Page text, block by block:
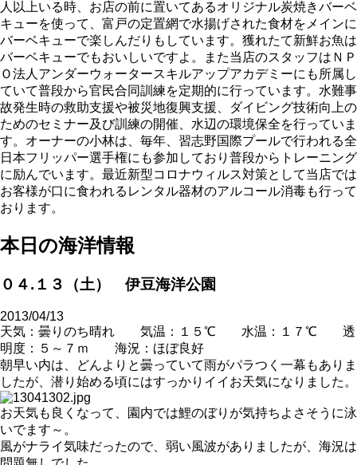
人以上いる時、お店の前に置いてあるオリジナル炭焼きバーベ
キューを使って、富戸の定置網で水揚げされた食材をメインに
バーベキューで楽しんだりもしています。獲れたて新鮮お魚は
バーベキューでもおいしいですよ。また当店のスタッフはＮＰ
Ｏ法人アンダーウォータースキルアップアカデミーにも所属し
ていて普段から官民合同訓練を定期的に行っています。水難事
故発生時の救助支援や被災地復興支援、ダイビング技術向上の
ためのセミナー及び訓練の開催、水辺の環境保全を行っていま
す。オーナーの小林は、毎年、習志野国際プールで行われる全
日本フリッパー選手権にも参加しており普段からトレーニング
に励んでいます。最近新型コロナウィルス対策として当店では
お客様が口に食われるレンタル器材のアルコール消毒も行って
おります。
本日の海洋情報
０４.１３（土） 伊豆海洋公園
2013/04/13
天気：曇りのち晴れ 気温：１５℃ 水温：１７℃ 透
明度：５～７ｍ 海況：ほぼ良好
朝早い内は、どんよりと曇っていて雨がパラつく一幕もありま
したが、潜り始める頃にはすっかりイイお天気になりました。
お天気も良くなって、園内では鯉のぼりが気持ちよさそうに泳
いでます～。
風がナライ気味だったので、弱い風波がありましたが、海況は